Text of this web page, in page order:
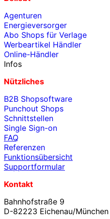
Agenturen
Energieversorger
Abo Shops für Verlage
Werbeartikel Händler
Online-Händler
Infos
Nützliches
B2B Shopsoftware
Punchout Shops
Schnittstellen
Single Sign-on
FAQ
Referenzen
Funktionsübersicht
Supportformular
Kontakt
Bahnhofstraße 9
D-82223 Eichenau/München